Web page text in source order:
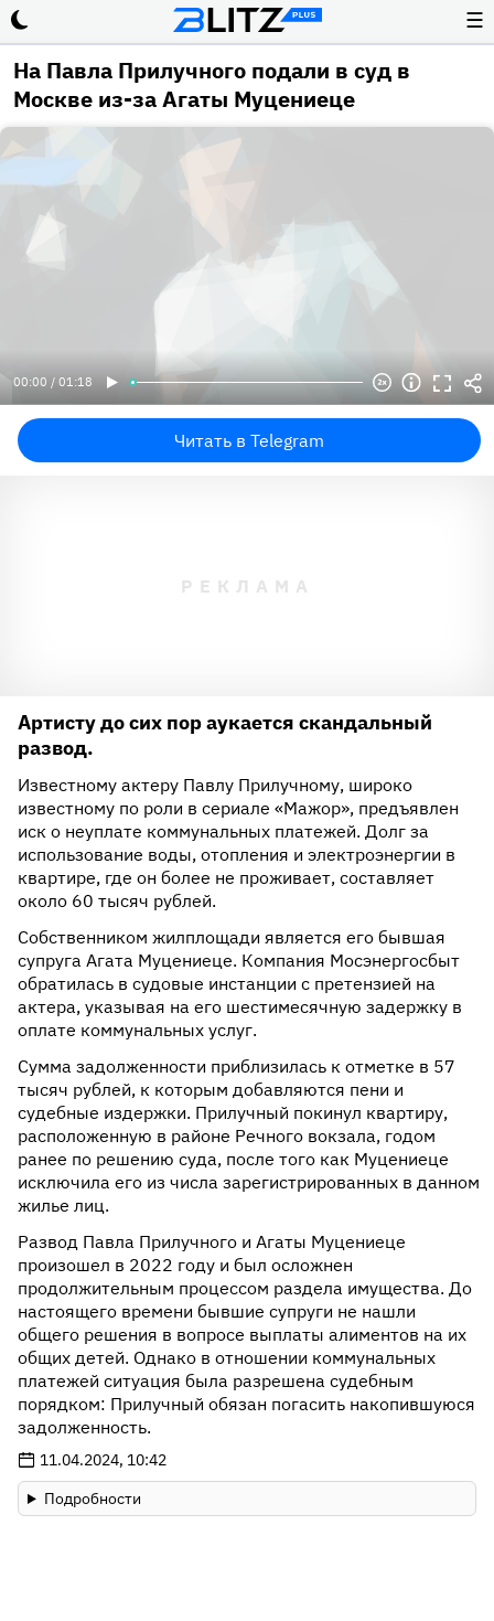
☰
На Павла Прилучного подали в суд в
Москве из-за Агаты Муцениеце
00:00 / 01:18
Читать в Telegram
Артисту до сих пор аукается скандальный
развод.
Известному актеру Павлу Прилучному, широко
известному по роли в сериале «Мажор», предъявлен
иск о неуплате коммунальных платежей. Долг за
использование воды, отопления и электроэнергии в
квартире, где он более не проживает, составляет
около 60 тысяч рублей.
Собственником жилплощади является его бывшая
супруга Агата Муцениеце. Компания Мосэнергосбыт
обратилась в судовые инстанции с претензией на
актера, указывая на его шестимесячную задержку в
оплате коммунальных услуг.
Сумма задолженности приблизилась к отметке в 57
тысяч рублей, к которым добавляются пени и
судебные издержки. Прилучный покинул квартиру,
расположенную в районе Речного вокзала, годом
ранее по решению суда, после того как Муцениеце
исключила его из числа зарегистрированных в данном
жилье лиц.
Развод Павла Прилучного и Агаты Муцениеце
произошел в 2022 году и был осложнен
продолжительным процессом раздела имущества. До
настоящего времени бывшие супруги не нашли
общего решения в вопросе выплаты алиментов на их
общих детей. Однако в отношении коммунальных
платежей ситуация была разрешена судебным
порядком: Прилучный обязан погасить накопившуюся
задолженность.
11.04.2024, 10:42
Подробности